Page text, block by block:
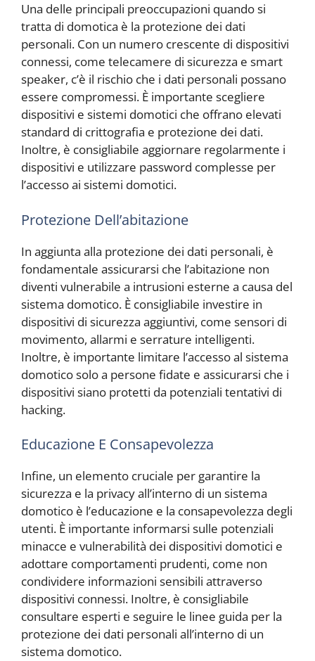
Una delle principali preoccupazioni quando si
tratta di domotica è la protezione dei dati
personali. Con un numero crescente di dispositivi
connessi, come telecamere di sicurezza e smart
speaker, c’è il rischio che i dati personali possano
essere compromessi. È importante scegliere
dispositivi e sistemi domotici che offrano elevati
standard di crittografia e protezione dei dati.
Inoltre, è consigliabile aggiornare regolarmente i
dispositivi e utilizzare password complesse per
l’accesso ai sistemi domotici.
Protezione Dell’abitazione
In aggiunta alla protezione dei dati personali, è
fondamentale assicurarsi che l’abitazione non
diventi vulnerabile a intrusioni esterne a causa del
sistema domotico. È consigliabile investire in
dispositivi di sicurezza aggiuntivi, come sensori di
movimento, allarmi e serrature intelligenti.
Inoltre, è importante limitare l’accesso al sistema
domotico solo a persone fidate e assicurarsi che i
dispositivi siano protetti da potenziali tentativi di
hacking.
Educazione E Consapevolezza
Infine, un elemento cruciale per garantire la
sicurezza e la privacy all’interno di un sistema
domotico è l’educazione e la consapevolezza degli
utenti. È importante informarsi sulle potenziali
minacce e vulnerabilità dei dispositivi domotici e
adottare comportamenti prudenti, come non
condividere informazioni sensibili attraverso
dispositivi connessi. Inoltre, è consigliabile
consultare esperti e seguire le linee guida per la
protezione dei dati personali all’interno di un
sistema domotico.